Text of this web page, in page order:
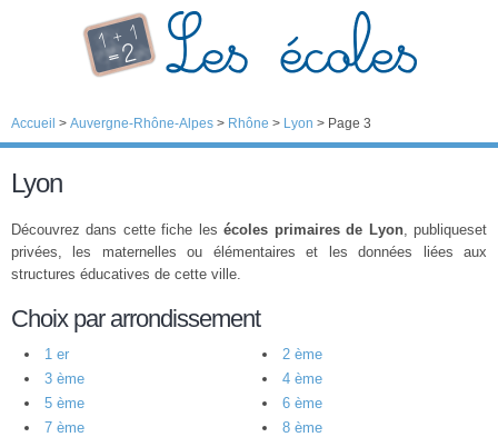
Accueil > Auvergne-Rhône-Alpes > Rhône > Lyon > Page 3
Lyon
Découvrez dans cette fiche lesécoles primaires de Lyon, publiqueset
privées, les maternelles ou élémentaires et les données liées aux
structures éducatives de cette ville.
Choix par arrondissement
1 er
2 ème
3 ème
4 ème
5 ème
6 ème
7 ème
8 ème